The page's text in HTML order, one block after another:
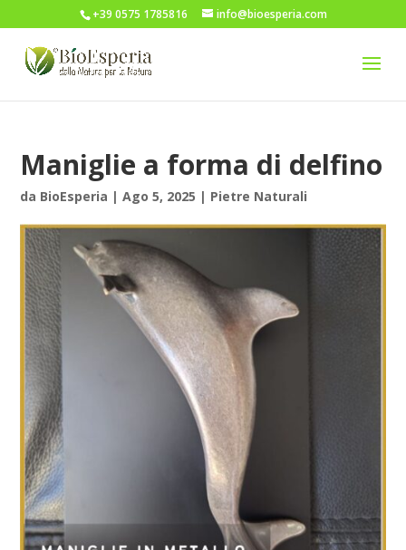
+39 0575 1785816 info@bioesperia.com
Maniglie a forma di delfino
da BioEsperia |Ago 5, 2025 | Pietre Naturali